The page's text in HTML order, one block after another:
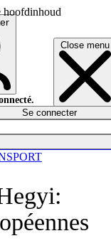
hoofdinhoud
Close menu
Se connecter